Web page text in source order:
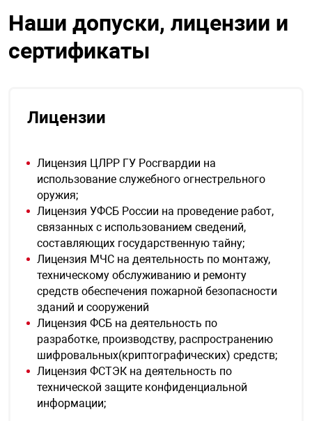
Наши допуски, лицензии и
сертификаты
Лицензии
Лицензия ЦЛРР ГУ Росгвардии на
использование служебного огнестрельного
оружия;
Лицензия УФСБ России на проведение работ,
связанных с использованием сведений,
составляющих государственную тайну;
Лицензия МЧС на деятельность по монтажу,
техническому обслуживанию и ремонту
средств обеспечения пожарной безопасности
зданий и сооружений
Лицензия ФСБ на деятельность по
разработке, производству, распространению
шифровальных(криптографических) средств;
Лицензия ФСТЭК на деятельность по
технической защите конфиденциальной
информации;